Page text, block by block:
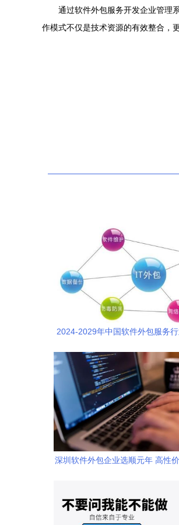
通过软件外包服务开发企业管理
作模式不仅是技术资源的有效整合，
2024-2029年中国软件外包服务
深圳软件外包企业选顺元年 高性